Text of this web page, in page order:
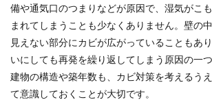
備や通気口のつまりなどが原因で、湿気がこ
まれてしまうことも少なくありません。壁の
見えない部分にカビが広がっていることもあ
いにしても再発を繰り返してしまう原因の一
建物の構造や築年数も、カビ対策を考えるう
て意識しておくことが大切です。